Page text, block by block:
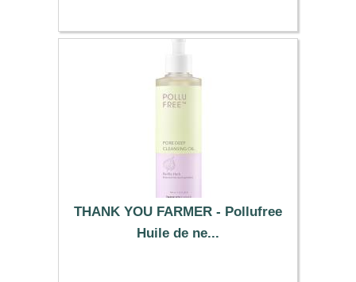
THANK YOU FARMER - Pollufree
Huile de ne...